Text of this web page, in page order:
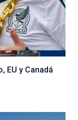
EU y Canadá